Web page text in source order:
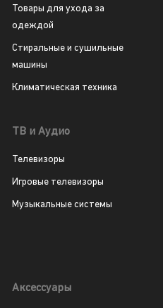
Товары для ухода за
одеждой
Стиральные и сушильные
машины
Климатическая техника
ТВ и Аудио
Телевизоры
Игровые телевизоры
Музыкальные системы
Аксессуары